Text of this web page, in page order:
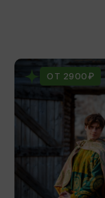
ОТ 2900₽